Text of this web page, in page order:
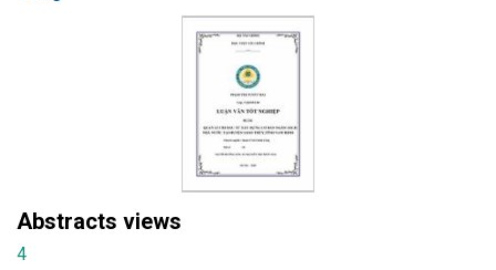
Abstracts views
4